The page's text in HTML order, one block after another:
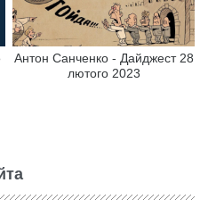
Антон Санченко - Дайджест 28
лютого 2023